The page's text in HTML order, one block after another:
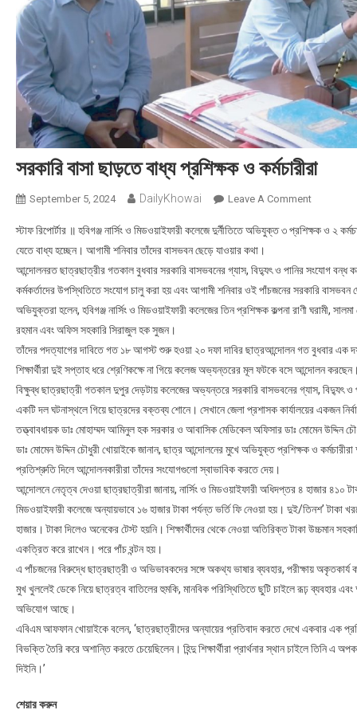
সরকারি বাসা ছাড়তে বাধ্য প্রশিক্ষক ও কর্মচারীরা
September 5, 2024 DailyKhowai Leave A CommentOn সরকারি
স্টাফ রিপোর্টার ॥ হবিগঞ্জ নার্সিং ও মিডওয়াইফারী কলেজে দুর্নীতিতে অভিযুক্ত ৩ প্রশিক্ষক ও ২
যেতে বাধ্য হচ্ছেন। আগামী শনিবার তাঁদের বাসভবন ছেড়ে যাওয়ার কথা।
আন্দোলনরত ছাত্রছাত্রীর গতকাল বুধবার সরকারি বাসভবনের গ্যাস, বিদ্যুৎ ও পানির সংযোগ বন্ধ
কর্মকর্তাদের উপস্থিতিতে সংযোগ চালু করা হয় এবং আগামী শনিবার ওই পাঁচজনের সরকারি বাসভবন
অভিযুক্তরা হলেন, হবিগঞ্জ নার্সিং ও মিডওয়াইফারী কলেজের তিন প্রশিক্ষক কল্পনা রাণী ঘরামী,
রহমান এবং অফিস সহকারি সিরাজুল হক সুজন।
তাঁদের পদত্যাগের দাবিতে গত ১৮ আগস্ট শুরু হওয়া ২০ দফা দাবির ছাত্রআন্দোলন গত বুধবার এক
শিক্ষার্থীরা দুই সপ্তাহ ধরে শ্রেণিকক্ষে না গিয়ে কলেজ অভ্যন্তরের মূল ফটকে বসে আন্দোলন
বিক্ষুব্ধ ছাত্রছাত্রী গতকাল দুপুর দেড়টায় কলেজের অভ্যন্তরে সরকারি বাসভবনের গ্যাস, বিদ্যুৎ ও
একটি দল ঘটনাস্থলে গিয়ে ছাত্রদের বক্তব্য শোনে। সেখানে জেলা প্রশাসক কার্যালয়ের একজন
তত্ত্বাবধায়ক ডাঃ মোহাম্মদ আমিনুল হক সরকার ও আবাসিক মেডিকেল অফিসার ডাঃ মোমেন উদ্দিন
ডাঃ মোমেন উদ্দিন চৌধুরী খোয়াইকে জানান, ছাত্র আন্দোলনের মুখে অভিযুক্ত প্রশিক্ষক ও কর্মচারীরা
প্রতিশ্রুতি দিলে আন্দোলনকারীরা তাঁদের সংযোগগুলো স্বাভাবিক করতে দেয়।
আন্দোলনে নেতৃত্ব দেওয়া ছাত্রছাত্রীরা জানায়, নার্সিং ও মিডওয়াইফারী অধিদপ্তর ৪ হাজার ৪১০
মিডওয়াইফারী কলেজে অন্যায়ভাবে ১৬ হাজার টাকা পর্যন্ত ভর্তি ফি নেওয়া হয়। দুই/তিনশ’ টাকা
হাজার। টাকা দিলেও অনেকের টেস্ট হয়নি। শিক্ষার্থীদের থেকে নেওয়া অতিরিক্ত টাকা উচ্চমান
একত্রিত করে রাখেন। পরে পাঁচ বন্টন হয়।
এ পাঁচজনের বিরুদ্ধে ছাত্রছাত্রী ও অভিভাবকদের সঙ্গে অকথ্য ভাষার ব্যবহার, পরীক্ষায় অকৃতকার্য
মুখ খুললেই ডেকে নিয়ে ছাত্রত্ব বাতিলের হুমকি, মানবিক পরিস্থিতিতে ছুটি চাইলে রূঢ় ব্যবহার
অভিযোগ আছে।
এবিএম আফফান খোয়াইকে বলেন, ‘ছাত্রছাত্রীদের অন্যায়ের প্রতিবাদ করতে দেখে একবার এক
বিভক্তি তৈরি করে অশান্তি করতে চেয়েছিলেন। হিন্দু শিক্ষার্থীরা প্রার্থনার স্থান চাইলে তিনি এ
দিইনি।’
শেয়ার করুন